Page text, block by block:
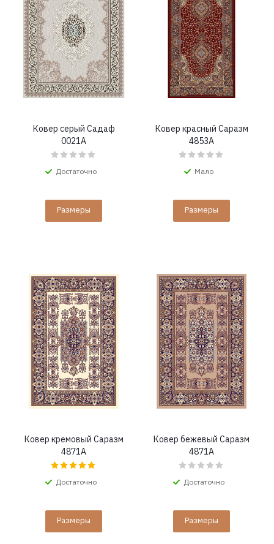
Ковер серый Садаф
0021A
Достаточно
Размеры
Ковер красный Саразм
4853A
Мало
Размеры
Ковер кремовый Саразм
4871A
Достаточно
Размеры
Ковер бежевый Саразм
4871A
Достаточно
Размеры